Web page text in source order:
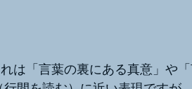
は「言葉の裏にある真意」や